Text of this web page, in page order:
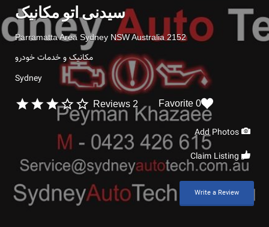
سیدنی اتو مکانیک
Parramatta Area Sydney NSW Australia 2152
مکانیک و خدمات خودرو
Sydney
2 Reviews 0 Favorite
Write a Review